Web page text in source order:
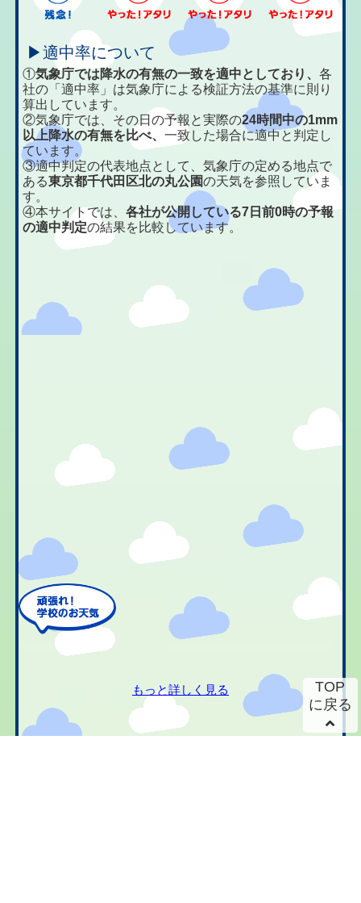
▶適中率について
①気象庁では降水の有無の一致を適中としており、各
社の「適中率」は気象庁による検証方法の基準に則り
算出しています。
②気象庁では、その日の予報と実際の24時間中の1mm
以上降水の有無を比べ、一致した場合に適中と判定し
ています。
③適中判定の代表地点として、気象庁の定める地点で
ある東京都千代田区北の丸公園の天気を参照していま
す。
④本サイトでは、各社が公開している7日前0時の予報
の適中判定の結果を比較しています。
もっと詳しく見る
TOP
に戻る